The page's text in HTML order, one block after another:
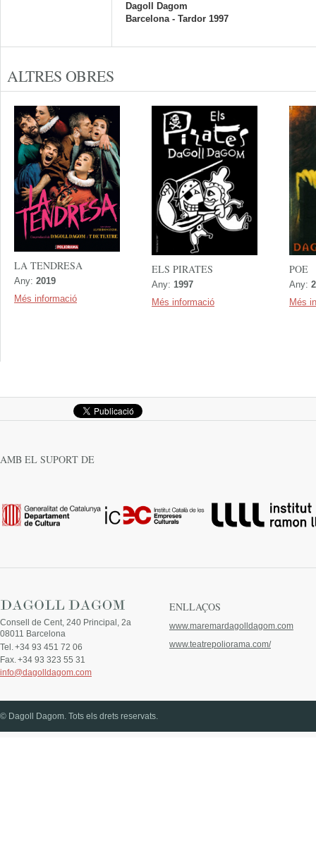
Dagoll Dagom
Barcelona - Tardor 1997
ALTRES OBRES
LA TENDRESA
Any: 2019
Més informació
ELS PIRATES
Any: 1997
Més informació
POE
Any:
Més
AMB EL SUPORT DE
Consell de Cent, 240 Principal, 2a
08011 Barcelona
Tel.+34 93 451 72 06
Fax.+34 93 323 55 31
info@dagolldagom.com
ENLLAÇOS
www.maremardagolldagom.com
www.teatrepoliorama.com/
© Dagoll Dagom. Tots els drets reservats.